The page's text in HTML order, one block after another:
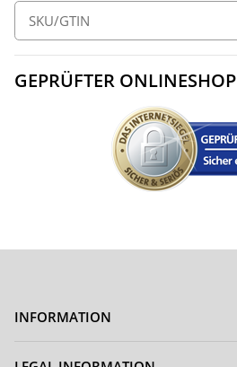
GEPRÜFTER ONLINESHOP
INFORMATION